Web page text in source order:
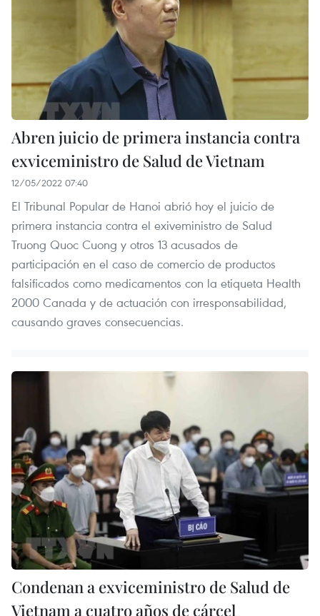
Abren juicio de primera instancia contra
exviceministro de Salud de Vietnam
12/05/2022 07:40
El Tribunal Popular de Hanoi abrió hoy el juicio de
primera instancia contra el exiveministro de Salud
Truong Quoc Cuong y otros 13 acusados de
participación en el caso de comercio de productos
falsificados como medicamentos con la etiqueta Health
2000 Canada y de actuación con irresponsabilidad,
causando graves consecuencias.
Condenan a exviceministro de Salud de
Vietnam a cuatro años de cárcel